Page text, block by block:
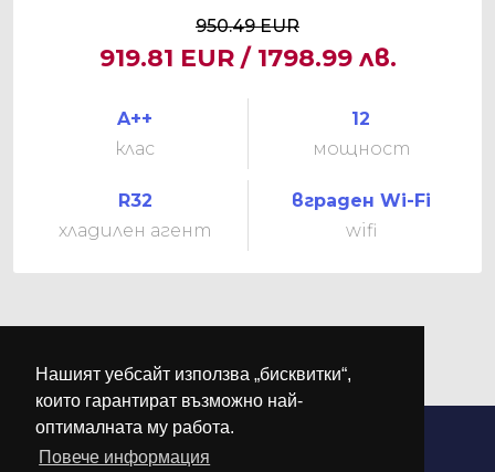
Нашият уебсайт използва „бисквитки“,
които гарантират възможно най-
оптималната му работа.
Повече информация
950.49 EUR
919.81 EUR / 1798.99 лв.
A++
клас
12
мощност
R32
хладилен агент
вграден Wi-Fi
wifi